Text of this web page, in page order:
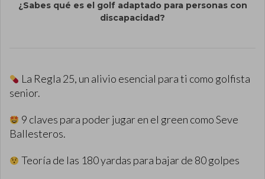
¿Sabes qué es el golf adaptado para personas con
discapacidad?
La Regla 25, un alivio esencial para ti como golfista
senior.
9 claves para poder jugar en el green como Seve
Ballesteros.
Teoría de las 180 yardas para bajar de 80 golpes